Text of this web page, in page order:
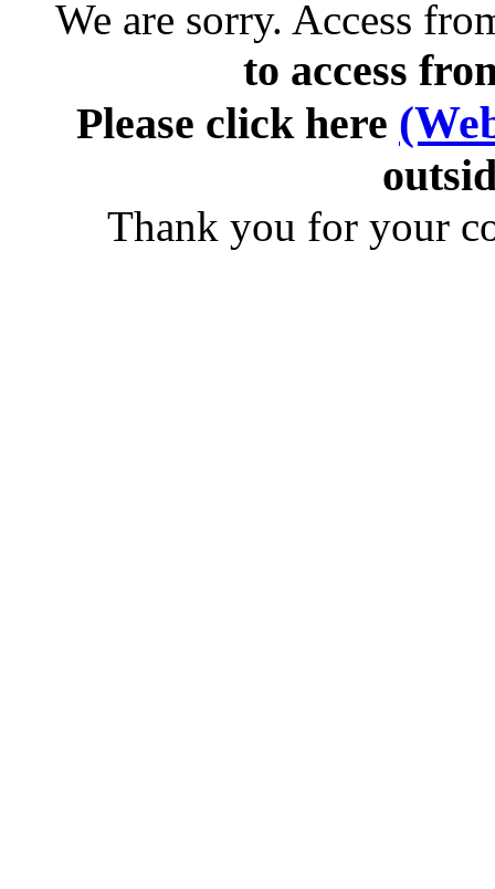
We are sorry. Access
to access
Please click here
Thank you for your